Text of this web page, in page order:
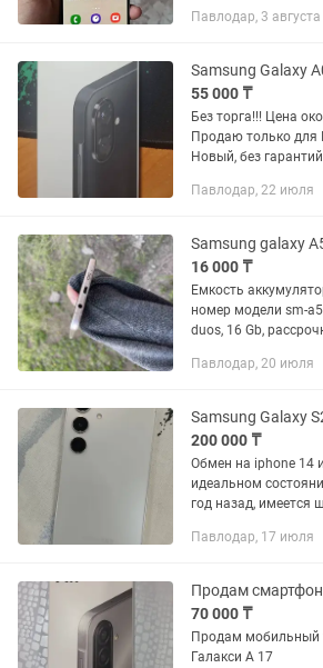
Обмен присутствует
Павлодар, 3 августа
55 000 ₸
Без торга!!! Цена
Продаю только для
Новый, без
активирован.
обновлений...
Павлодар, 22 июля
Samsung galaxy
16 000 ₸
Емкость
номер модели sm-
duos, 16 Gb,
Павлодар, 20 июля
200 000 ₸
Обмен на iphone 14
идеальном
год назад, имеется
чехла нет,
Павлодар, 17 июля
70 000 ₸
Продам мобильный
Галакси А 17